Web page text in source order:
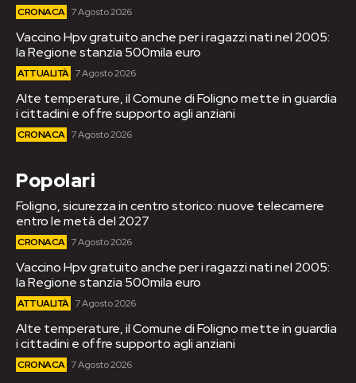
CRONACA 7 Agosto 2026
Vaccino Hpv gratuito anche per i ragazzi nati nel 2005:
la Regione stanzia 500mila euro
ATTUALITÀ 7 Agosto 2026
Alte temperature, il Comune di Foligno mette in guardia
i cittadini e offre supporto agli anziani
CRONACA 7 Agosto 2026
Popolari
Foligno, sicurezza in centro storico: nuove telecamere
entro le metà del 2027
CRONACA 7 Agosto 2026
Vaccino Hpv gratuito anche per i ragazzi nati nel 2005:
la Regione stanzia 500mila euro
ATTUALITÀ 7 Agosto 2026
Alte temperature, il Comune di Foligno mette in guardia
i cittadini e offre supporto agli anziani
CRONACA 7 Agosto 2026